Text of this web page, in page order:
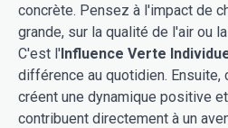
concrète. Pensez à l'impact de
grande, sur la qualité de l'air ou
C'est l'Influence Verte
différence au quotidien.
créent une dynamique positive
contribuent directement à un